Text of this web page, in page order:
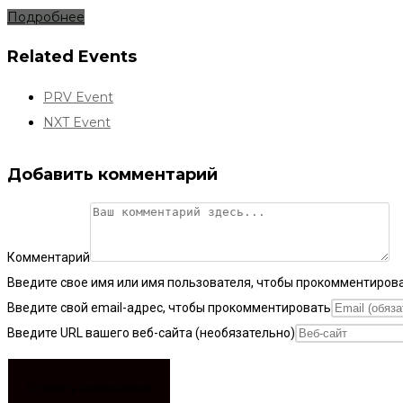
Подробнее
Related Events
PRV Event
NXT Event
Добавить комментарий
Комментарий
Введите свое имя или имя пользователя, чтобы
Введите свой email-адрес, чтобы прокомментировать
Введите URL вашего веб-сайта (необязательно)